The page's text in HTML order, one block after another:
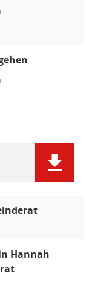
Hannah